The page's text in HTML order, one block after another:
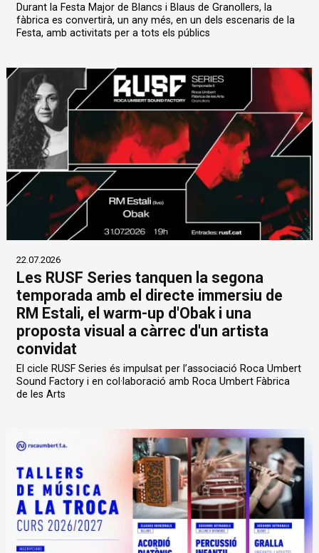
Durant la Festa Major de Blancs i Blaus de Granollers, la
fàbrica es convertirà, un any més, en un dels escenaris de la
Festa, amb activitats per a tots els públics
22.07.2026
Les RUSF Series tanquen la segona
temporada amb el directe immersiu de
RM Estali, el warm-up d'Obak i una
proposta visual a càrrec d'un artista
convidat
El cicle RUSF Series és impulsat per l’associació Roca Umbert
Sound Factory i en col·laboració amb Roca Umbert Fàbrica
de les Arts